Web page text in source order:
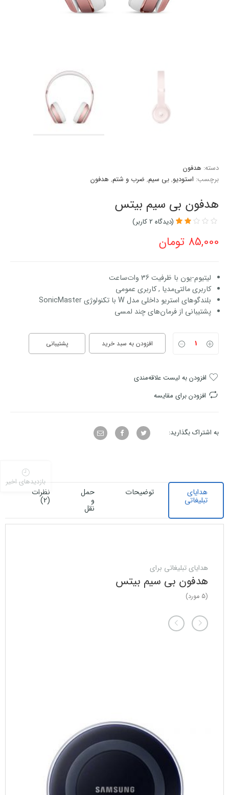
دسته: هدفون
برچسب: استودیو,بی سیم, ضرب و شتم, هدفون
هدفون بی سیم بیتس
2.50از
(دیدگاه 2کاربر)
85,000 تومان
لیتیوم-یون با ظرفیت 36 وات‌ساعت
کاربری مالتی‌مدیا , کاربری عمومی
بلندگوهای استریو داخلی مدل W با تکنولوژی SonicMaster
پشتیبانی از فرمان‌های چند لمسی
افزودن به سبد خرید پشتیبانی
افزودن به لیست علاقه‌مندی
افزودن برای مقایسه
به اشتراک بگذارید:
هدایای
تبلیغاتی
توضیحات حمل
و
نقل
نظرات
(2)
هدایای تبلیغاتی برای
هدفون بی سیم بیتس
(5 مورد)
بازدیدهای اخیر